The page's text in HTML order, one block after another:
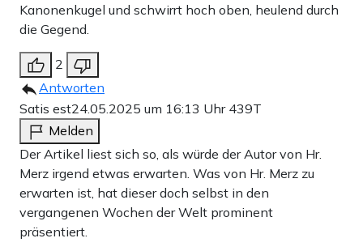
Kanonenkugel und schwirrt hoch oben, heulend durch
die Gegend.
2
Antworten
Satis est24.05.2025 um 16:13 Uhr 439T
Melden
Der Artikel liest sich so, als würde der Autor von Hr.
Merz irgend etwas erwarten. Was von Hr. Merz zu
erwarten ist, hat dieser doch selbst in den
vergangenen Wochen der Welt prominent
präsentiert.